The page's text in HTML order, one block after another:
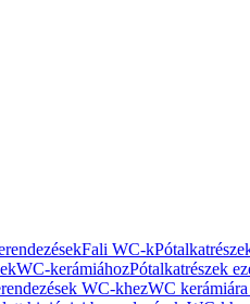
Fali WC-k
WC-kerámiáhozPótalkatrészek
WC-khezWC